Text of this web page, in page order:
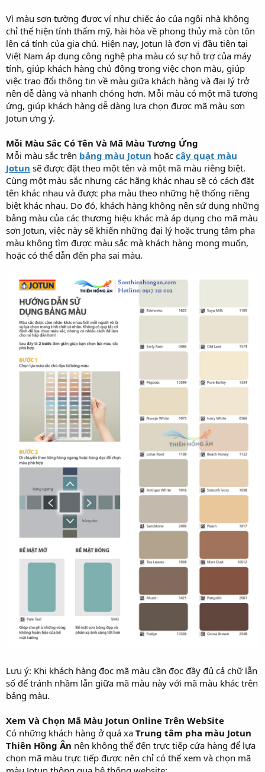
Vì màu sơn tường được ví như chiếc áo của ngôi nhà không
chỉ thể hiện tính thẩm mỹ, hài hòa về phong thủy mà còn tôn
lên cá tính của gia chủ. Hiện nay, Jotun là đơn vị đầu tiên tại
Việt Nam áp dụng công nghệ pha màu có sự hỗ trợ của máy
tính, giúp khách hàng chủ động trong việc chọn màu, giúp
việc trao đổi thông tin về màu giữa khách hàng và đại lý trở
nên dễ dàng và nhanh chóng hơn. Mỗi màu có một mã tương
ứng, giúp khách hàng dễ dàng lựa chọn được mã màu sơn
Jotun ưng ý.
Mỗi Màu Sắc Có Tên Và Mã Màu Tương Ứng
Mỗi màu sắc trên bảng màu Jotun hoặc cây quạt màu
Jotun sẽ được đặt theo một tên và một mã màu riêng biệt.
Cùng một màu sắc nhưng các hãng khác nhau sẽ có cách đặt
tên khác nhau và được pha màu theo những hệ thống riêng
biệt khác nhau. Do đó, khách hàng không nên sử dụng những
bảng màu của các thương hiệu khác mà áp dụng cho mã màu
sơn Jotun, việc này sẽ khiến những đại lý hoặc trung tâm pha
màu không tìm được màu sắc mà khách hàng mong muốn,
hoặc có thể dẫn đến pha sai màu.
Lưu ý: Khi khách hàng đọc mã màu cần đọc đầy đủ cả chữ lẫn
số để tránh nhầm lẫn giữa mã màu này với mã màu khác trên
bảng màu.
Xem Và Chọn Mã Màu Jotun Online Trên WebSite
Có những khách hàng ở quá xa Trung tâm pha màu Jotun
Thiên Hồng Ân nên không thể đến trực tiếp cửa hàng để lựa
chọn mã màu trực tiếp được nên chỉ có thể xem và chọn mã